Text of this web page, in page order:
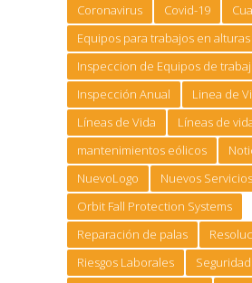
Coronavirus
Covid-19
Equipos para trabajos en alturas
Inspeccion de Equipos de
Inspección Anual
Linea de
Líneas de Vida
Líneas de
mantenimientos eólicos
NuevoLogo
Nuevos Servicios
Orbit Fall Protection Systems
Reparación de palas
Riesgos Laborales